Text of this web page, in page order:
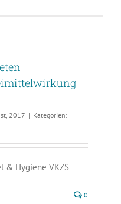
2017 | Kategorien:
& Hygiene VKZS
0